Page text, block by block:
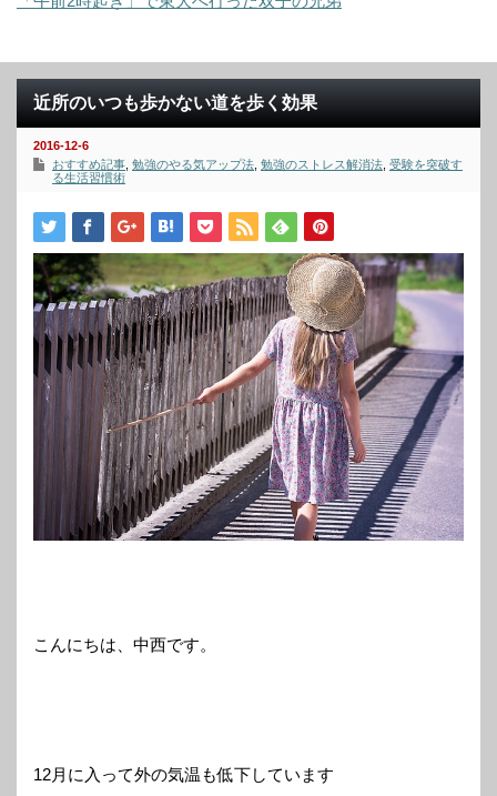
近所のいつも歩かない道を歩く効果
2016-12-6
おすすめ記事 勉強のやる気アップ法 勉強のストレス解消法 受験を突破す
る生活習慣術
こんにちは、中西です。
12月に入って外の気温も低下しています